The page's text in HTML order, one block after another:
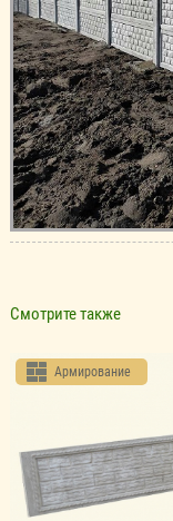
Смотрите также
Армирование